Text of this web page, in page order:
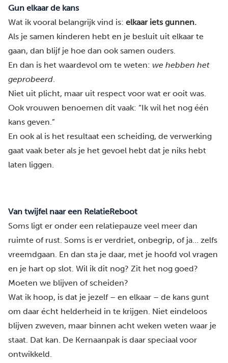
Gun elkaar de kans
Wat ik vooral belangrijk vind is: elkaar iets gunnen.
Als je samen kinderen hebt en je besluit uit elkaar te
gaan, dan blijf je hoe dan ook samen ouders.
En dan is het waardevol om te weten: we hebben het
geprobeerd.
Niet uit plicht, maar uit respect voor wat er ooit was.
Ook vrouwen benoemen dit vaak: “Ik wil het nog één
kans geven.”
En ook al is het resultaat een scheiding, de verwerking
gaat vaak beter als je het gevoel hebt dat je niks hebt
laten liggen.
Van twijfel naar een RelatieReboot
Soms ligt er onder een relatiepauze veel meer dan
ruimte of rust. Soms is er verdriet, onbegrip, of ja… zelfs
vreemdgaan. En dan sta je daar, met je hoofd vol vragen
en je hart op slot. Wil ik dit nog? Zit het nog goed?
Moeten we blijven of scheiden?
Wat ik hoop, is dat je jezelf – en elkaar – de kans gunt
om daar écht helderheid in te krijgen. Niet eindeloos
blijven zweven, maar binnen acht weken weten waar je
staat. Dat kan. De Kernaanpak is daar speciaal voor
ontwikkeld.